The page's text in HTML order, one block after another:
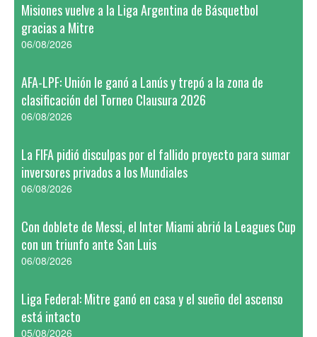
Misiones vuelve a la Liga Argentina de Básquetbol
gracias a Mitre
06/08/2026
AFA-LPF: Unión le ganó a Lanús y trepó a la zona de
clasificación del Torneo Clausura 2026
06/08/2026
La FIFA pidió disculpas por el fallido proyecto para sumar
inversores privados a los Mundiales
06/08/2026
Con doblete de Messi, el Inter Miami abrió la Leagues Cup
con un triunfo ante San Luis
06/08/2026
Liga Federal: Mitre ganó en casa y el sueño del ascenso
está intacto
05/08/2026